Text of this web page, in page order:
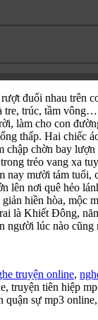
đuổi nhau trên
tre, trúc, tầm
làm cho con
thấp. Hai chiếc
chập chờn bay
trẻo vang xa
nay mười tám tuổi,
lên nơi quê hẻo
hiền hòa, mộc
là Khiết Đông,
người lúc nào cũng
truyện online,
truyện tiên hiệp
quận sự mp3 online,